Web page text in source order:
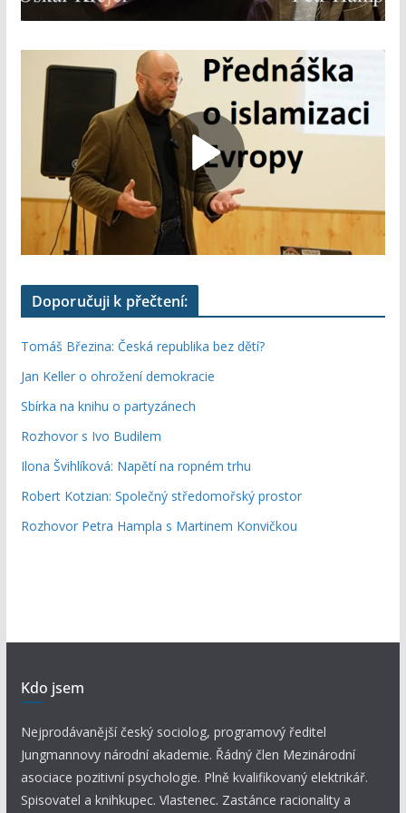
Doporučuji k přečtení:
Tomáš Březina: Česká republika bez dětí?
Jan Keller o ohrožení demokracie
Sbírka na knihu o partyzánech
Rozhovor s Ivo Budilem
Ilona Švihlíková: Napětí na ropném trhu
Robert Kotzian: Společný středomořský prostor
Rozhovor Petra Hampla s Martinem Konvičkou
Kdo jsem
Nejprodávanější český sociolog, programový ředitel
Jungmannovy národní akademie. Řádný člen Mezinárodní
asociace pozitivní psychologie. Plně kvalifikovaný elektrikář.
Spisovatel a knihkupec. Vlastenec. Zastánce racionality a